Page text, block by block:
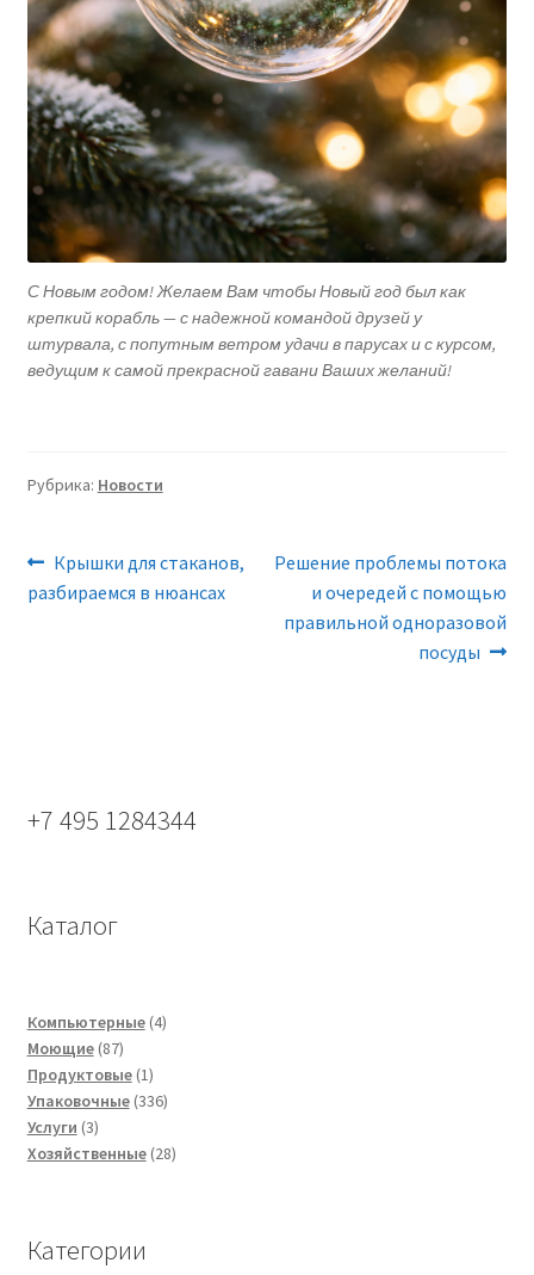
С Новым годом! Желаем Вам чтобы Новый год был как
крепкий корабль — с надежной командой друзей у
штурвала, с попутным ветром удачи в парусах и с курсом,
ведущим к самой прекрасной гавани Ваших желаний!
Рубрика: Новости
Навигация
по
Предыдущая
запись:
Крышки для стаканов,
разбираемся в нюансах
Следующая
запись:
Решение проблемы потока
и очередей с помощью
правильной одноразовой
посуды
+7 495 1284344
Каталог
Компьютерные 44
Моющие 8787
товаров
Продуктовые 11
товар
Упаковочные 336336
Услуги 33
товара
Хозяйственные 2828
Категории